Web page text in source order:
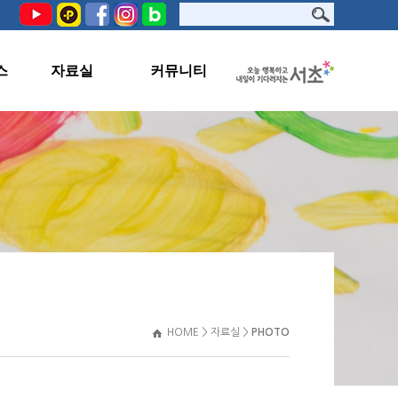
자료실
PHOTO
서초문화원TV
커뮤니티
공지사항
교육생지원
자료실
관련사이트
HOME > 자료실 > PHOTO